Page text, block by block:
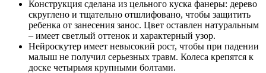
Конструкция сделана из цельного куска фанеры: дерево
скруглено и тщательно отшлифовано, чтобы защитить
ребенка от занесения занос. Цвет оставлен натуральным
– имеет светлый оттенок и характерный узор.
Нейроскутер имеет невысокий рост, чтобы при падении
малыш не получил серьезных травм. Колеса крепятся к
доске четырьмя крупными болтами.